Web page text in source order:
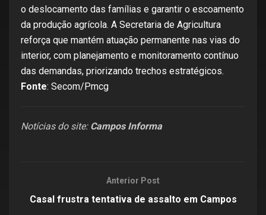
o deslocamento das famílias e garantir o escoamento
da produção agrícola. A Secretaria de Agricultura
reforça que mantém atuação permanente nas vias do
interior, com planejamento e monitoramento contínuo
das demandas, priorizando trechos estratégicos.
Fonte: Secom/Pmcg
Notícias do site: Campos Informa
Anterior Post
Casal frustra tentativa de assalto em Campos